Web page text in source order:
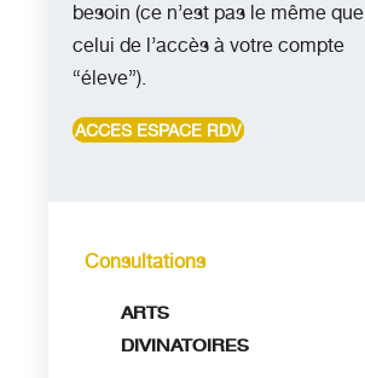
besoin (ce n’est pas le même que
celui de l’accès à votre compte
“éleve”).
ACCES ESPACE RDV
Consultations
ARTS
DIVINATOIRES